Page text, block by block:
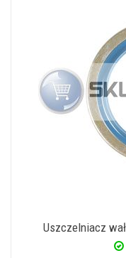
Uszczelniacz